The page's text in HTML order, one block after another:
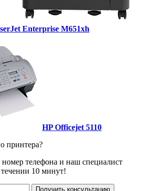
Enterprise M651xh
HP Officejet 5110
принтера?
номер телефона и наш специалист
10 минут!
Получить консультацию